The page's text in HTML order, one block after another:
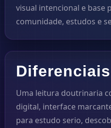
visual intencional e base
comunidade, estudos e
Diferenciais
Uma leitura doutrinaria
digital, interface
para estudo serio,